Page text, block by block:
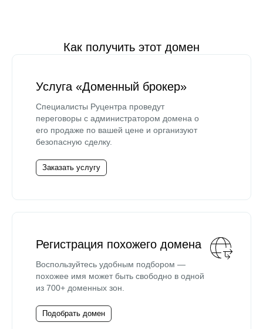
Как получить этот домен
Услуга «Доменный брокер»
Специалисты Руцентра проведут
переговоры с администратором домена о
его продаже по вашей цене и организуют
безопасную сделку.
Заказать услугу
Регистрация похожего домена
Воспользуйтесь удобным подбором —
похожее имя может быть свободно в одной
из 700+ доменных зон.
Подобрать домен